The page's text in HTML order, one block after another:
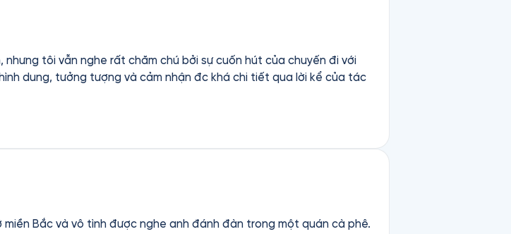
nhưng tôi vẫn nghe rất chăm chú bởi sự cuốn hút của chuyến đi với
dung, tưởng tượng và cảm nhận đc khá chi tiết qua lời kể của tác
Bắc và vô tình được nghe anh đánh đàn trong một quán cà phê.